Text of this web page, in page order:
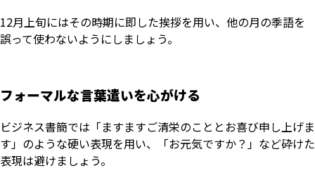
12月上旬にはその時期に即した挨拶を用い、他の月の季語を
誤って使わないようにしましょう。
フォーマルな言葉遣いを心がける
ビジネス書簡では「ますますご清栄のこととお喜び申し上げま
す」のような硬い表現を用い、「お元気ですか？」など砕けた
表現は避けましょう。